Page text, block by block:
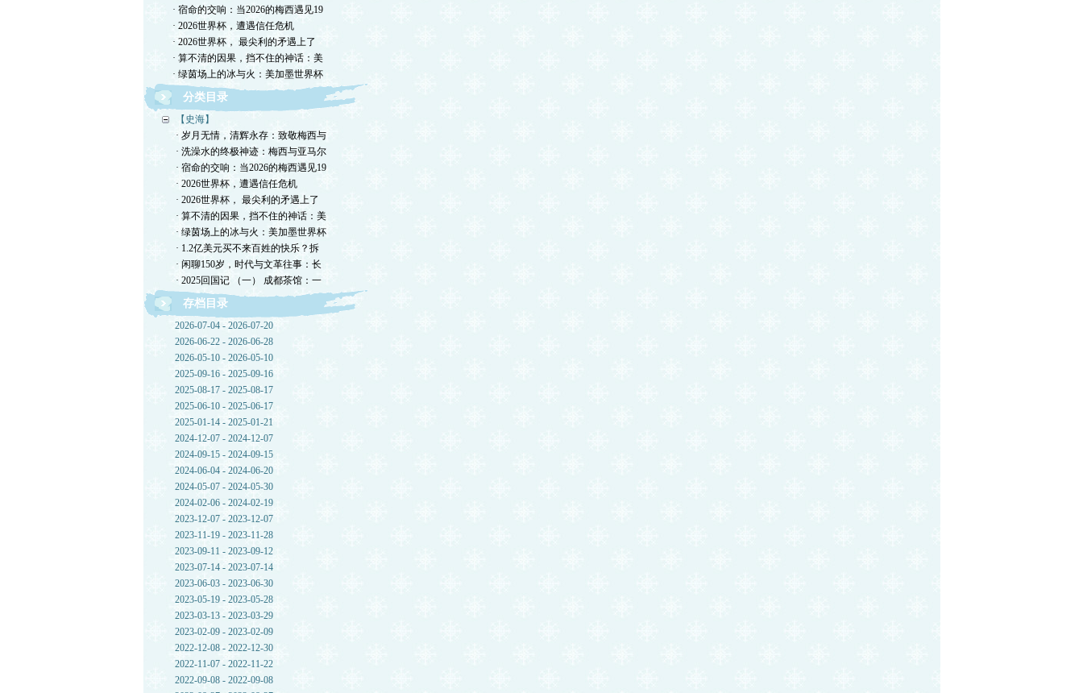
· 宿命的交响：当2026的梅西遇见19
· 2026世界杯，遭遇信任危机
· 2026世界杯， 最尖利的矛遇上了
· 算不清的因果，挡不住的神话：美
· 绿茵场上的冰与火：美加墨世界杯
分类目录
【史海】
· 岁月无情，清辉永存：致敬梅西与
· 洗澡水的终极神迹：梅西与亚马尔
· 宿命的交响：当2026的梅西遇见19
· 2026世界杯，遭遇信任危机
· 2026世界杯， 最尖利的矛遇上了
· 算不清的因果，挡不住的神话：美
· 绿茵场上的冰与火：美加墨世界杯
· 1.2亿美元买不来百姓的快乐？拆
· 闲聊150岁，时代与文革往事：长
· 2025回国记 （一） 成都茶馆：一
存档目录
2026-07-04 - 2026-07-20
2026-06-22 - 2026-06-28
2026-05-10 - 2026-05-10
2025-09-16 - 2025-09-16
2025-08-17 - 2025-08-17
2025-06-10 - 2025-06-17
2025-01-14 - 2025-01-21
2024-12-07 - 2024-12-07
2024-09-15 - 2024-09-15
2024-06-04 - 2024-06-20
2024-05-07 - 2024-05-30
2024-02-06 - 2024-02-19
2023-12-07 - 2023-12-07
2023-11-19 - 2023-11-28
2023-09-11 - 2023-09-12
2023-07-14 - 2023-07-14
2023-06-03 - 2023-06-30
2023-05-19 - 2023-05-28
2023-03-13 - 2023-03-29
2023-02-09 - 2023-02-09
2022-12-08 - 2022-12-30
2022-11-07 - 2022-11-22
2022-09-08 - 2022-09-08